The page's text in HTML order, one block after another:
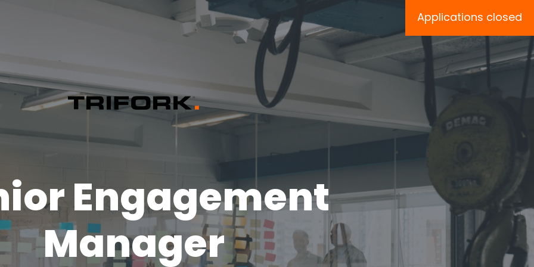
Applications closed
Engagement
Manager